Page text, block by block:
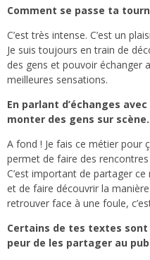
Comment se passe ta
C’est très intense. C’est un
Je suis toujours en train de
des gens et pouvoir échanger
meilleures sensations.
En parlant d’échanges
monter des gens sur
A fond ! Je fais ce métier pour
permet de faire des
C’est important de partager
et de faire découvrir la
retrouver face à une foule,
Certains de tes textes
peur de les partager au